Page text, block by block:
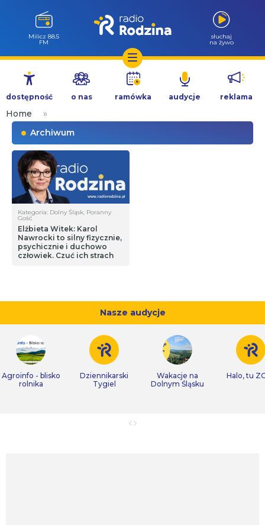
Przejdź
treści
Milicz 88.5
FM
słuchaj
na żywo
dostępność o nas ramówka audycje reklama
Home
»
Archiwum
Kategoria: Dolny Śląsk, Poranny
Gość
Elżbieta Witek: Karol
Nawrocki to silny fizycznie,
psychicznie i duchowo
człowiek. Czuć ich strach
Nasze audycje
Agroinfo - blisko
rolnika
Dziennikarski
Tygiel
Wakacje na
Dolnym Śląsku
Halo, tu